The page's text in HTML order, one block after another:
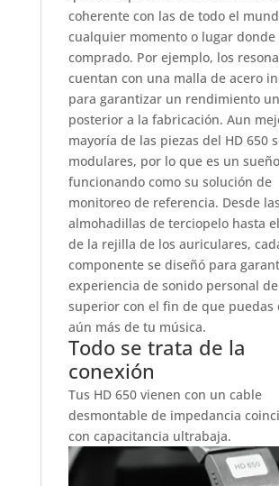
coherente con las de todo el
cualquier momento o lugar donde
comprado. Por ejemplo, los
cuentan con una malla de acero
para garantizar un rendimiento
posterior a la fabricación. Aun
mayoría de las piezas del HD 650
modulares, por lo que es un
funcionando como su solución de
monitoreo de referencia. Desde las
almohadillas de terciopelo hasta
de la rejilla de los auriculares,
componente se diseñó para
experiencia de sonido personal
superior con el fin de que
aún más de tu música.
Todo se trata de la
conexión
Tus HD 650 vienen con un cable
desmontable de impedancia
con capacitancia ultrabaja.